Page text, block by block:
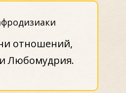
отношений,
Любомудрия.